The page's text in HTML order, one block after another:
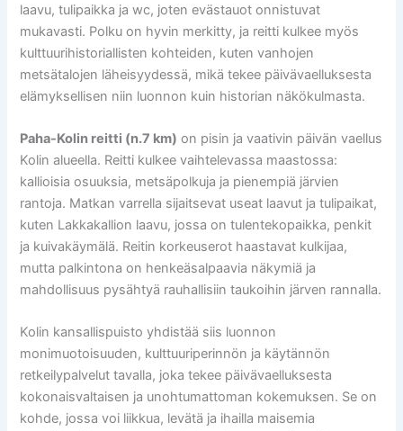
laavu, tulipaikka ja wc, joten evästauot onnistuvat
mukavasti. Polku on hyvin merkitty, ja reitti kulkee myös
kulttuurihistoriallisten kohteiden, kuten vanhojen
metsätalojen läheisyydessä, mikä tekee päivävaelluksesta
elämyksellisen niin luonnon kuin historian näkökulmasta.
Paha-Kolin reitti (n.7 km) on pisin ja vaativin päivän vaellus
Kolin alueella. Reitti kulkee vaihtelevassa maastossa:
kallioisia osuuksia, metsäpolkuja ja pienempiä järvien
rantoja. Matkan varrella sijaitsevat useat laavut ja tulipaikat,
kuten Lakkakallion laavu, jossa on tulentekopaikka, penkit
ja kuivakäymälä. Reitin korkeuserot haastavat kulkijaa,
mutta palkintona on henkeäsalpaavia näkymiä ja
mahdollisuus pysähtyä rauhallisiin taukoihin järven rannalla.
Kolin kansallispuisto yhdistää siis luonnon
monimuotoisuuden, kulttuuriperinnön ja käytännön
retkeilypalvelut tavalla, joka tekee päivävaelluksesta
kokonaisvaltaisen ja unohtumattoman kokemuksen. Se on
kohde, jossa voi liikkua, levätä ja ihailla maisemia